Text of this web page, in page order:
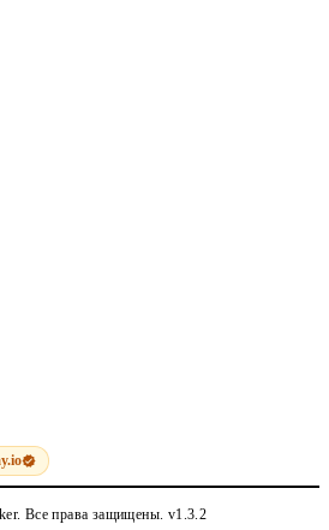
Все права защищены. v1.3.2